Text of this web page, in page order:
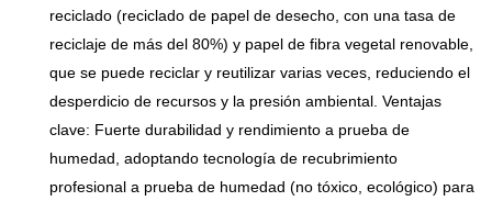
reciclado (reciclado de papel de desecho, con una tasa de
reciclaje de más del 80%) y papel de fibra vegetal renovable,
que se puede reciclar y reutilizar varias veces, reduciendo el
desperdicio de recursos y la presión ambiental. Ventajas
clave: Fuerte durabilidad y rendimiento a prueba de
humedad, adoptando tecnología de recubrimiento
profesional a prueba de humedad (no tóxico, ecológico) para